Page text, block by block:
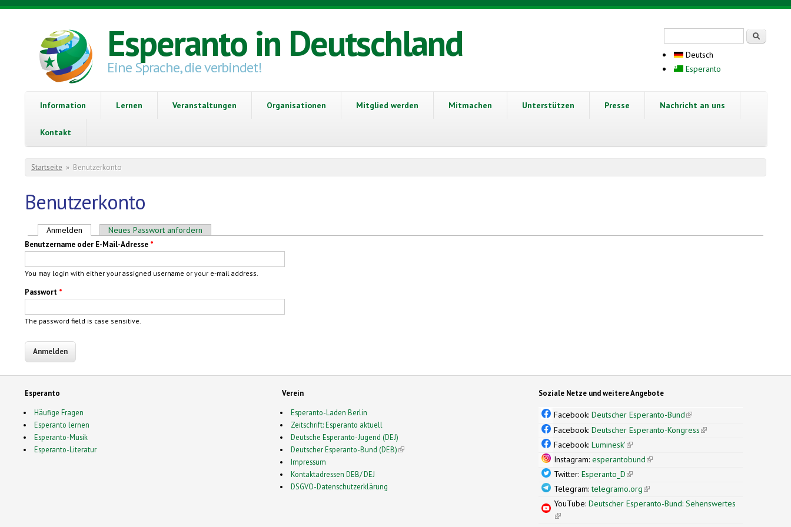
Direkt zum Inhalt
Esperanto in Deutschland
Eine Sprache, die verbindet!
Deutsch
Esperanto
Information Lernen Veranstaltungen Organisationen Mitglied werden Mitmachen Unterstützen Presse Nachricht an uns
Kontakt
Sie sind hier
Startseite » Benutzerkonto
Benutzerkonto
Haupt-Reiter
Anmelden (aktiver Reiter)
Neues Passwort anfordern
Benutzername oder E-Mail-Adresse *
You may login with either your assigned username or your e-mail address.
Passwort *
The password field is case sensitive.
Esperanto
Häufige Fragen
Esperanto lernen
Esperanto-Musik
Esperanto-Literatur
Verein
Esperanto-Laden Berlin
Zeitschrift: Esperanto aktuell
Deutsche Esperanto-Jugend (DEJ)
Deutscher Esperanto-Bund (DEB)(link is external)
Impressum
Kontaktadressen DEB/ DEJ
DSGVO-Datenschutzerklärung
Soziale Netze und weitere Angebote
Facebook:Deutscher Esperanto-Bund(link is external)
Facebook:Deutscher Esperanto-Kongress(link is external)
Facebook:Luminesk'(link is external)
Instagram:esperantobund(link is external)
Twitter:Esperanto_D(link is external)
Telegram:telegramo.org(link is external)
YouTube:Deutscher Esperanto-Bund: Sehenswertes
(link is external)